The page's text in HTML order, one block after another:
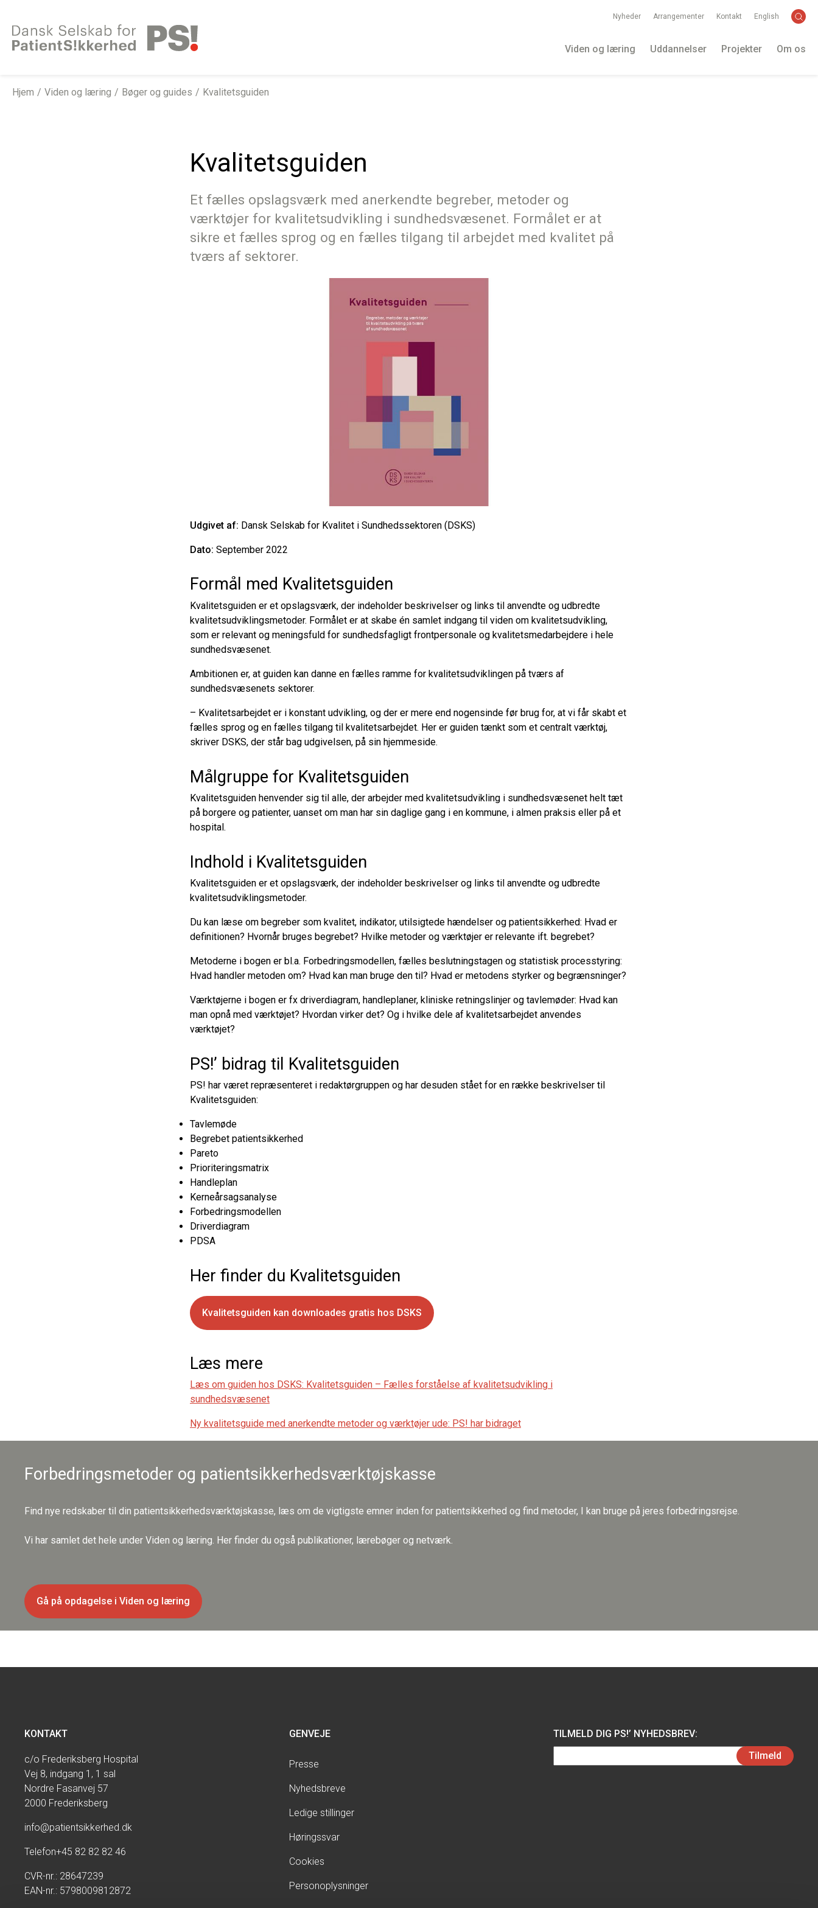
til
indhold
Nyheder Arrangementer Kontakt English
Viden og læring Uddannelser Projekter Om os
Hjem Viden og læring Bøger og guides Kvalitetsguiden
Kvalitetsguiden
Et fælles opslagsværk med anerkendte begreber, metoder og
værktøjer for kvalitetsudvikling i sundhedsvæsenet. Formålet er at
sikre et fælles sprog og en fælles tilgang til arbejdet med kvalitet på
tværs af sektorer.
Udgivet af: Dansk Selskab for Kvalitet i Sundhedssektoren (DSKS)
Dato: September 2022
Formål med Kvalitetsguiden
Kvalitetsguiden er et opslagsværk, der indeholder beskrivelser og links til anvendte og udbredte
kvalitetsudviklingsmetoder. Formålet er at skabe én samlet indgang til viden om kvalitetsudvikling,
som er relevant og meningsfuld for sundhedsfagligt frontpersonale og kvalitetsmedarbejdere i hele
sundhedsvæsenet.
Ambitionen er, at guiden kan danne en fælles ramme for kvalitetsudviklingen på tværs af
sundhedsvæsenets sektorer.
– Kvalitetsarbejdet er i konstant udvikling, og der er mere end nogensinde før brug for, at vi får skabt et
fælles sprog og en fælles tilgang til kvalitetsarbejdet. Her er guiden tænkt som et centralt værktøj,
skriver DSKS, der står bag udgivelsen, på sin hjemmeside.
Målgruppe for Kvalitetsguiden
Kvalitetsguiden henvender sig til alle, der arbejder med kvalitetsudvikling i sundhedsvæsenet helt tæt
på borgere og patienter, uanset om man har sin daglige gang i en kommune, i almen praksis eller på et
hospital.
Indhold i Kvalitetsguiden
Kvalitetsguiden er et opslagsværk, der indeholder beskrivelser og links til anvendte og udbredte
kvalitetsudviklingsmetoder.
Du kan læse om begreber som kvalitet, indikator, utilsigtede hændelser og patientsikkerhed: Hvad er
definitionen? Hvornår bruges begrebet? Hvilke metoder og værktøjer er relevante ift. begrebet?
Metoderne i bogen er bl.a. Forbedringsmodellen, fælles beslutningstagen og statistisk processtyring:
Hvad handler metoden om? Hvad kan man bruge den til? Hvad er metodens styrker og begrænsninger?
Værktøjerne i bogen er fx driverdiagram, handleplaner, kliniske retningslinjer og tavlemøder: Hvad kan
man opnå med værktøjet? Hvordan virker det? Og i hvilke dele af kvalitetsarbejdet anvendes
værktøjet?
PS!’ bidrag til Kvalitetsguiden
PS! har været repræsenteret i redaktørgruppen og har desuden stået for en række beskrivelser til
Kvalitetsguiden:
Tavlemøde
Begrebet patientsikkerhed
Pareto
Prioriteringsmatrix
Handleplan
Kerneårsagsanalyse
Forbedringsmodellen
Driverdiagram
PDSA
Her finder du Kvalitetsguiden
Kvalitetsguiden kan downloades gratis hos DSKS
Læs mere
Læs om guiden hos DSKS: Kvalitetsguiden – Fælles forståelse af kvalitetsudvikling i
sundhedsvæsenet
Ny kvalitetsguide med anerkendte metoder og værktøjer ude: PS! har bidraget
Forbedringsmetoder og patientsikkerhedsværktøjskasse
Find nye redskaber til din patientsikkerhedsværktøjskasse, læs om de vigtigste emner inden for patientsikkerhed og find metoder, I kan bruge på jeres forbedringsrejse.
Vi har samlet det hele under Viden og læring. Her finder du også publikationer, lærebøger og netværk.
Gå på opdagelse i Viden og læring
KONTAKT
c/o Frederiksberg Hospital
Vej 8, indgang 1, 1 sal
Nordre Fasanvej 57
2000 Frederiksberg
info@patientsikkerhed.dk
Telefon+45 82 82 82 46
CVR-nr.: 28647239
EAN-nr.: 5798009812872
GENVEJE
Presse
Nyhedsbreve
Ledige stillinger
Høringssvar
Cookies
Personoplysninger
TILMELD DIG PS!’ NYHEDSBREV:
(Påkrævet)
Tilmeld